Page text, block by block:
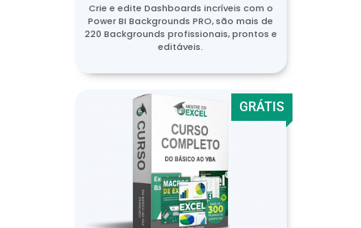
Crie e edite Dashboards incríveis com o
Power BI Backgrounds PRO, são mais de
220 Backgrounds profissionais, prontos e
editáveis.
GRÁTIS